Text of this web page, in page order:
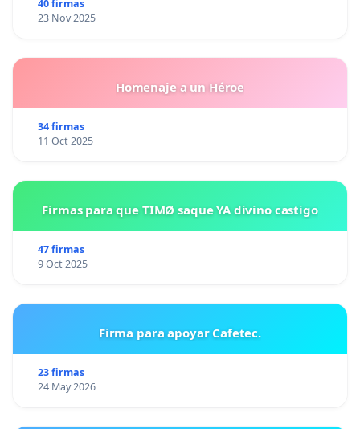
40 firmas
23 Nov 2025
Homenaje a un Héroe
34 firmas
11 Oct 2025
Firmas para que TIMØ saque YA divino castigo
47 firmas
9 Oct 2025
Firma para apoyar Cafetec.
23 firmas
24 May 2026